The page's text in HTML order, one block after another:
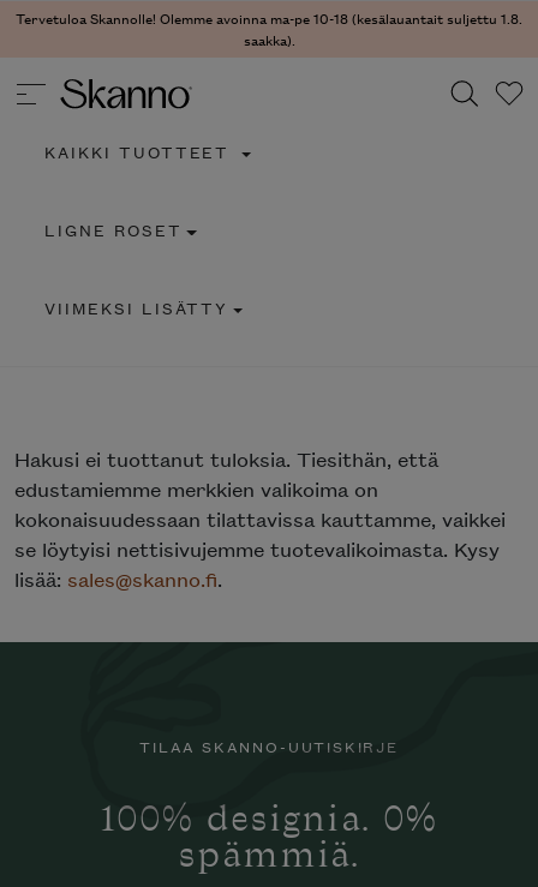
Tervetuloa Skannolle! Olemme avoinna ma-pe 10-18 (kesälauantait suljettu 1.8.
saakka).
Type 2 or more characters for results.
KAIKKI TUOTTEET
LIGNE ROSET
VIIMEKSI LISÄTTY
Hakusi ei tuottanut tuloksia. Tiesithän, että
edustamiemme merkkien valikoima on
kokonaisuudessaan tilattavissa kauttamme, vaikkei
se löytyisi nettisivujemme tuotevalikoimasta. Kysy
lisää: sales@skanno.fi.
TILAA SKANNO-UUTISKIRJE
100% designia. 0%
spämmiä.